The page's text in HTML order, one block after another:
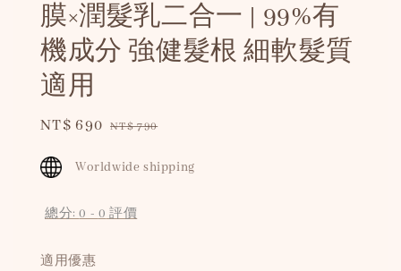
膜×潤髮乳二合一 | 99%有
機成分 強健髮根 細軟髮質
適用
Sale
NT$ 690 Regular
NT$ 790
Worldwide shipping
總分:0 - 0 評價
適用優惠